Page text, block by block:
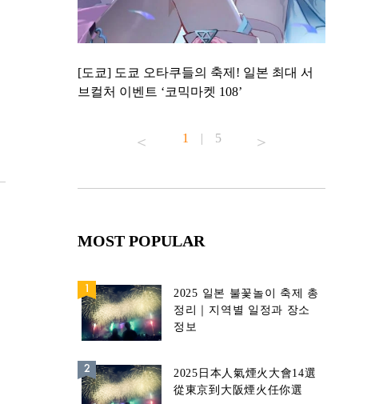
[도쿄] 도쿄 오타쿠들의 축제! 일본 최대 서
브컬처 이벤트 ‘코믹마켓 108’
1 | 5
MOST POPULAR
2025 일본 불꽃놀이 축제 총
정리｜지역별 일정과 장소
정보
2025日本人氣煙火大會14選
從東京到大阪煙火任你選